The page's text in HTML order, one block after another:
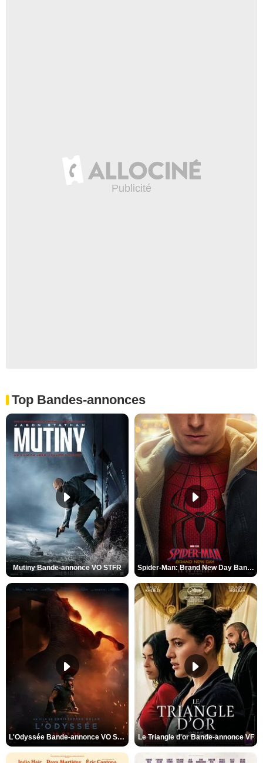
Top Bandes-annonces
Mutiny Bande-annonce VO STFR Spider-Man: Brand New Day Bande-annonce VO STFR
L'Odyssée Bande-annonce VO STFR Le Triangle d'or Bande-annonce VF